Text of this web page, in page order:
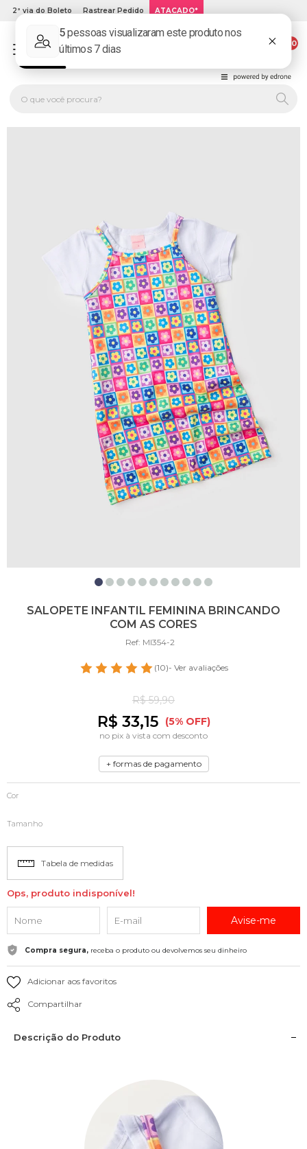
2ª via do Boleto Rastrear Pedido ATACADO*
00
SALOPETE INFANTIL FEMININA BRINCANDO
COM AS CORES
Ref: MI354-2
(10)- Ver avaliações
R$ 59,90
R$ 33,15 (5% OFF)
no pix à vista com desconto
+ formas de pagamento
Cor
Tamanho
Tabela de medidas
Ops, produto indisponível!
Avise-me
Compra segura, receba o produto ou devolvemos seu dinheiro
Adicionar aos favoritos
Compartilhar
Descrição do Produto